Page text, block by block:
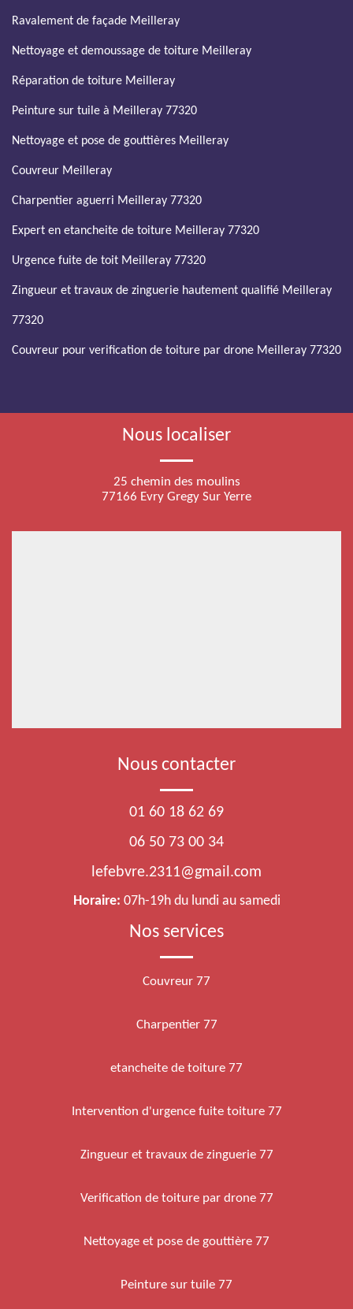
Ravalement de façade Meilleray
Nettoyage et demoussage de toiture Meilleray
Réparation de toiture Meilleray
Peinture sur tuile à Meilleray 77320
Nettoyage et pose de gouttières Meilleray
Couvreur Meilleray
Charpentier aguerri Meilleray 77320
Expert en etancheite de toiture Meilleray 77320
Urgence fuite de toit Meilleray 77320
Zingueur et travaux de zinguerie hautement qualifié Meilleray
77320
Couvreur pour verification de toiture par drone Meilleray 77320
Nous localiser
25 chemin des moulins
77166 Evry Gregy Sur Yerre
Nous contacter
01 60 18 62 69
06 50 73 00 34
lefebvre.2311@gmail.com
Horaire: 07h-19h du lundi au samedi
Nos services
Couvreur 77
Charpentier 77
etancheite de toiture 77
Intervention d'urgence fuite toiture 77
Zingueur et travaux de zinguerie 77
Verification de toiture par drone 77
Nettoyage et pose de gouttière 77
Peinture sur tuile 77